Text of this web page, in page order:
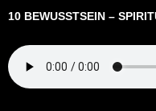
10 BEWUSSTSEIN –